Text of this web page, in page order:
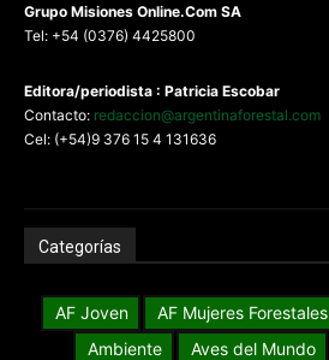
Grupo Misiones Online.Com SA
Tel: +54 (0376) 4425800
Editora/periodista : Patricia Escobar
Contacto: redaccion@argentinaforestal.com
Cel: (+54)9 376 15 4 131636
Categorías
AF Joven AF Mujeres Forestales
Ambiente
Aves del Mundo